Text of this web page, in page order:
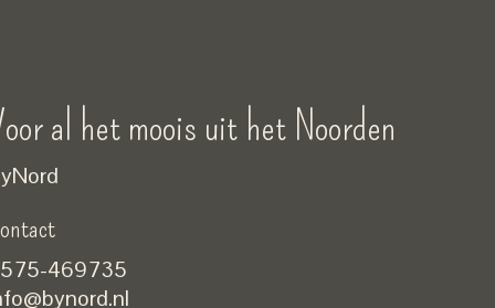
al het moois uit het Noorden
469735